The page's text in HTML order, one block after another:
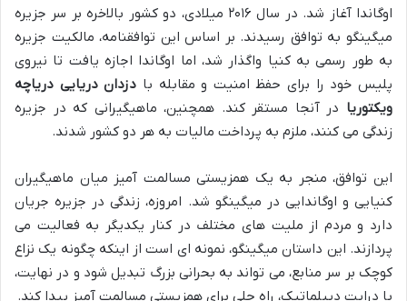
اوگاندا آغاز شد. در سال ۲۰۱۶ میلادی، دو کشور بالاخره بر سر جزیره
میگینگو به توافق رسیدند. بر اساس این توافقنامه، مالکیت جزیره
به طور رسمی به کنیا واگذار شد، اما اوگاندا اجازه یافت تا نیروی
پلیس خود را برای حفظ امنیت و مقابله با دزدان دریایی دریاچه
ویکتوریا در آنجا مستقر کند. همچنین، ماهیگیرانی که در جزیره
زندگی می کنند، ملزم به پرداخت مالیات به هر دو کشور شدند.
این توافق، منجر به یک همزیستی مسالمت آمیز میان ماهیگیران
کنیایی و اوگاندایی در میگینگو شد. امروزه، زندگی در جزیره جریان
دارد و مردم از ملیت های مختلف در کنار یکدیگر به فعالیت می
پردازند. این داستان میگینگو، نمونه ای است از اینکه چگونه یک نزاع
کوچک بر سر منابع، می تواند به بحرانی بزرگ تبدیل شود و در نهایت،
با درایت دیپلماتیک، راه حلی برای همزیستی مسالمت آمیز پیدا کند.